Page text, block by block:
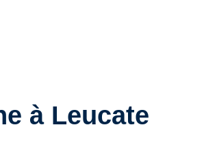
à Leucate